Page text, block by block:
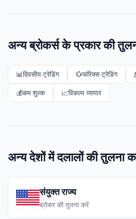
अन्य ब्रोकर्स के प्रकार की
📊दिवसीय ट्रेडिंग 💱फॉरेक्स ट्रेडिंग
💰कम शुल्क 📈विकल्प व्यापार
अन्य देशों में दलालों की तुलना
संयुक्त राज्य
ब्रोकर की तुलना करें